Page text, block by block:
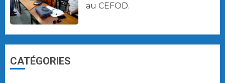
au CEFOD.
CATÉGORIES